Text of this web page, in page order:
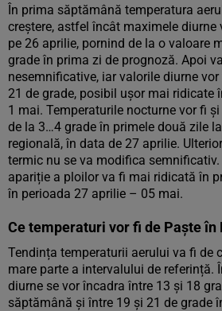
În prima săptămână temperatura
creștere, astfel încât maximele diurne
pe 26 aprilie, pornind de la o valoare
grade în prima zi de prognoză. Apoi
nesemnificative, iar valorile diurne
21 de grade, posibil ușor mai ridicate
1 mai. Temperaturile nocturne vor fi
de la 3…4 grade în primele două zile
regională, în data de 27 aprilie.
termic nu se va modifica
apariție a ploilor va fi mai ridicată în
în perioada 27 aprilie – 05 mai.
Ce temperaturi vor fi de Paște în
Tendința temperaturii aerului va fi de
mare parte a intervalului de referință.
diurne se vor încadra între 13 și 18
săptămână și între 19 și 21 de grade